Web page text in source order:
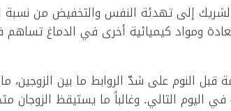
إلى تهدئة النفس والتخفيض من نسبة
ومواد كيميائية أخرى في الدماغ
قبل النوم على شدّ الروابط ما بين الزوجين،
في اليوم التالي. وغالباً ما يستيقظ